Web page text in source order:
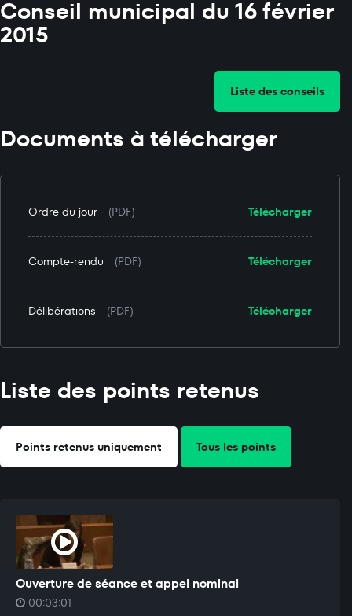
Conseil municipal du 16 février
2015
Liste des conseils
Documents à télécharger
Télécharger
Ordre du jour (PDF)
Télécharger
Compte-rendu (PDF)
Télécharger
Délibérations (PDF)
Liste des points retenus
Points retenus uniquement Tous les points
Ouverture de séance et appel nominal
00:03:01